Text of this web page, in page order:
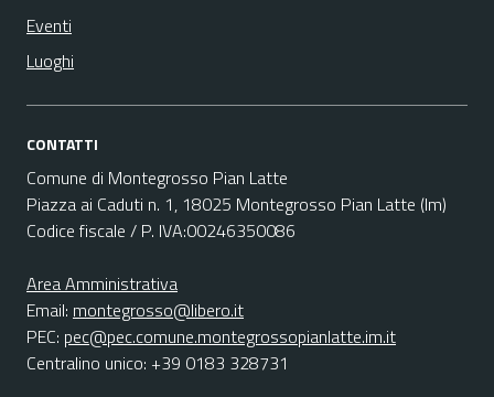
Eventi
Luoghi
CONTATTI
Comune di Montegrosso Pian Latte
Piazza ai Caduti n. 1, 18025 Montegrosso Pian Latte (Im)
Codice fiscale / P. IVA:00246350086
Area Amministrativa
Email: montegrosso@libero.it
PEC: pec@pec.comune.montegrossopianlatte.im.it
Centralino unico: +39 0183 328731